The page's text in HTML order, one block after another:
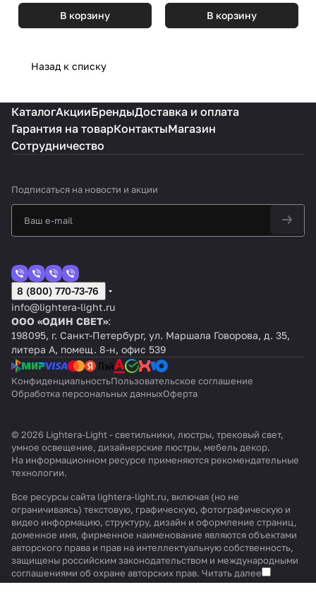
В корзину В корзину
Назад к списку
КаталогАкцииБрендыДоставка и оплата
Гарантия на товарКонтактыМагазин
Сотрудничество
Подписаться на новости и акции
8 (800) 770-73-76
info@lightera-light.ru
ООО «ОДИН СВЕТ»:
198095, г. Санкт-Петербург, ул. Маршала Говорова, д. 35,
литера А, помещ. 8-н, офис 539
КонфиденциальностьПользовательское соглашение
Обработка персональных данныхОферта
© 2026 Lightera-Light - светильники, люстры, трековый свет,
умное освещение, дизайнерские люстры, мебель декор.
На информационном ресурсе применяются рекомендательные
технологии.
Все ресурсы сайта lightera-light.ru, включая (но не
ограничиваясь) текстовую, графическую, фотографическую и
видео информацию, структуру, дизайн и оформление страниц,
доменное имя, фирменное наименование являются объектами
авторского права и прав на интеллектуальную собственность,
защищены российским законодательством и международными
соглашениями об охране авторских прав. Читать далее